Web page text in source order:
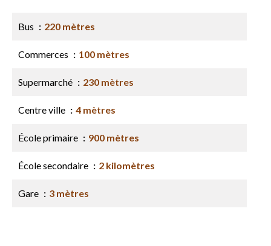
Bus 220 mètres
Commerces 100 mètres
Supermarché 230 mètres
Centre ville 4 mètres
École primaire 900 mètres
École secondaire 2 kilomètres
Gare 3 mètres